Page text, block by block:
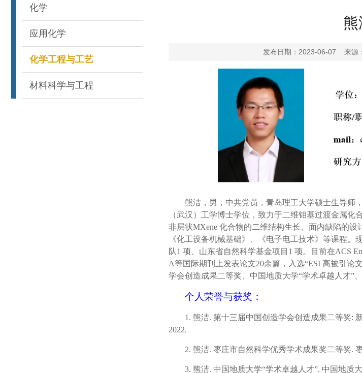
化学
应用化学
化学工程与工艺
材料科学与工程
熊
发布日期：2023-06-07 来
熊洁，男， 中共党员， 青岛理工大学硕士生导师
（武汉） 工学博士学位， 致力于二维钼基过渡金属化
非层状MXene 化合物的二维结构生长、面内缺陷的设
《化工设备机械基础》、《电子电工技术》等课程。
队 1 项、山东省自然科学基金项目 1 项。 目前在ACS
A等国际期刊上发表论文20余篇，入选“ESI 高被引论
学会创造成果二等奖、中国地质大学“学术卓越人才”
个人荣誉与获奖：
1. 熊洁. 第十三届中国创造学会创造成果二等奖:
2022.
2. 熊洁. 枣庄市自然科学优秀学术成果奖二等奖.
3. 熊洁. 中国地质大学“学术卓越人才”. 中国地质